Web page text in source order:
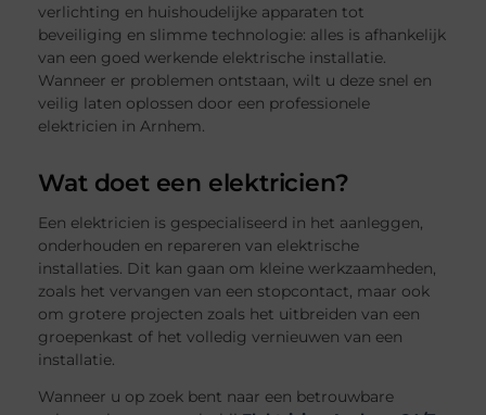
verlichting en huishoudelijke apparaten tot
beveiliging en slimme technologie: alles is afhankelijk
van een goed werkende elektrische installatie.
Wanneer er problemen ontstaan, wilt u deze snel en
veilig laten oplossen door een professionele
elektricien in Arnhem.
Wat doet een elektricien?
Een elektricien is gespecialiseerd in het aanleggen,
onderhouden en repareren van elektrische
installaties. Dit kan gaan om kleine werkzaamheden,
zoals het vervangen van een stopcontact, maar ook
om grotere projecten zoals het uitbreiden van een
groepenkast of het volledig vernieuwen van een
installatie.
Wanneer u op zoek bent naar een betrouwbare